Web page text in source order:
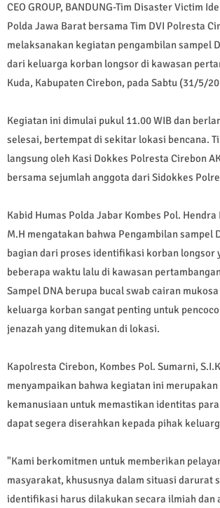
CEO GROUP, BANDUNG-Tim Disaster Victim
Polda Jawa Barat bersama Tim DVI Polresta
melaksanakan kegiatan pengambilan sampel
dari keluarga korban longsor di kawasan
Kuda, Kabupaten Cirebon, pada Sabtu (31/5/
Kegiatan ini dimulai pukul 11.00 WIB dan
selesai, bertempat di sekitar lokasi bencana.
langsung oleh Kasi Dokkes Polresta Cirebon
bersama sejumlah anggota dari Sidokkes
Kabid Humas Polda Jabar Kombes Pol. Hendra
M.H mengatakan bahwa Pengambilan sampel
bagian dari proses identifikasi korban longsor
beberapa waktu lalu di kawasan
Sampel DNA berupa bucal swab cairan
keluarga korban sangat penting untuk
jenazah yang ditemukan di lokasi.
Kapolresta Cirebon, Kombes Pol. Sumarni,
menyampaikan bahwa kegiatan ini merupakan
kemanusiaan untuk memastikan identitas
dapat segera diserahkan kepada pihak
"Kami berkomitmen untuk memberikan
masyarakat, khususnya dalam situasi darurat
identifikasi harus dilakukan secara ilmiah dan